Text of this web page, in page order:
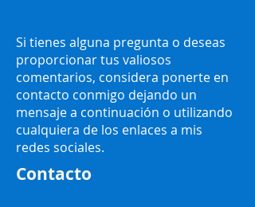
Si tienes alguna pregunta o deseas
proporcionar tus valiosos
comentarios, considera ponerte en
contacto conmigo dejando un
mensaje a continuación o utilizando
cualquiera de los enlaces a mis
redes sociales.
Contacto